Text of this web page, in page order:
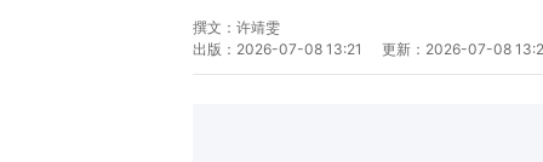
撰文： 许靖雯
出版： 2026-07-08 13:21 更新： 2026-07-08